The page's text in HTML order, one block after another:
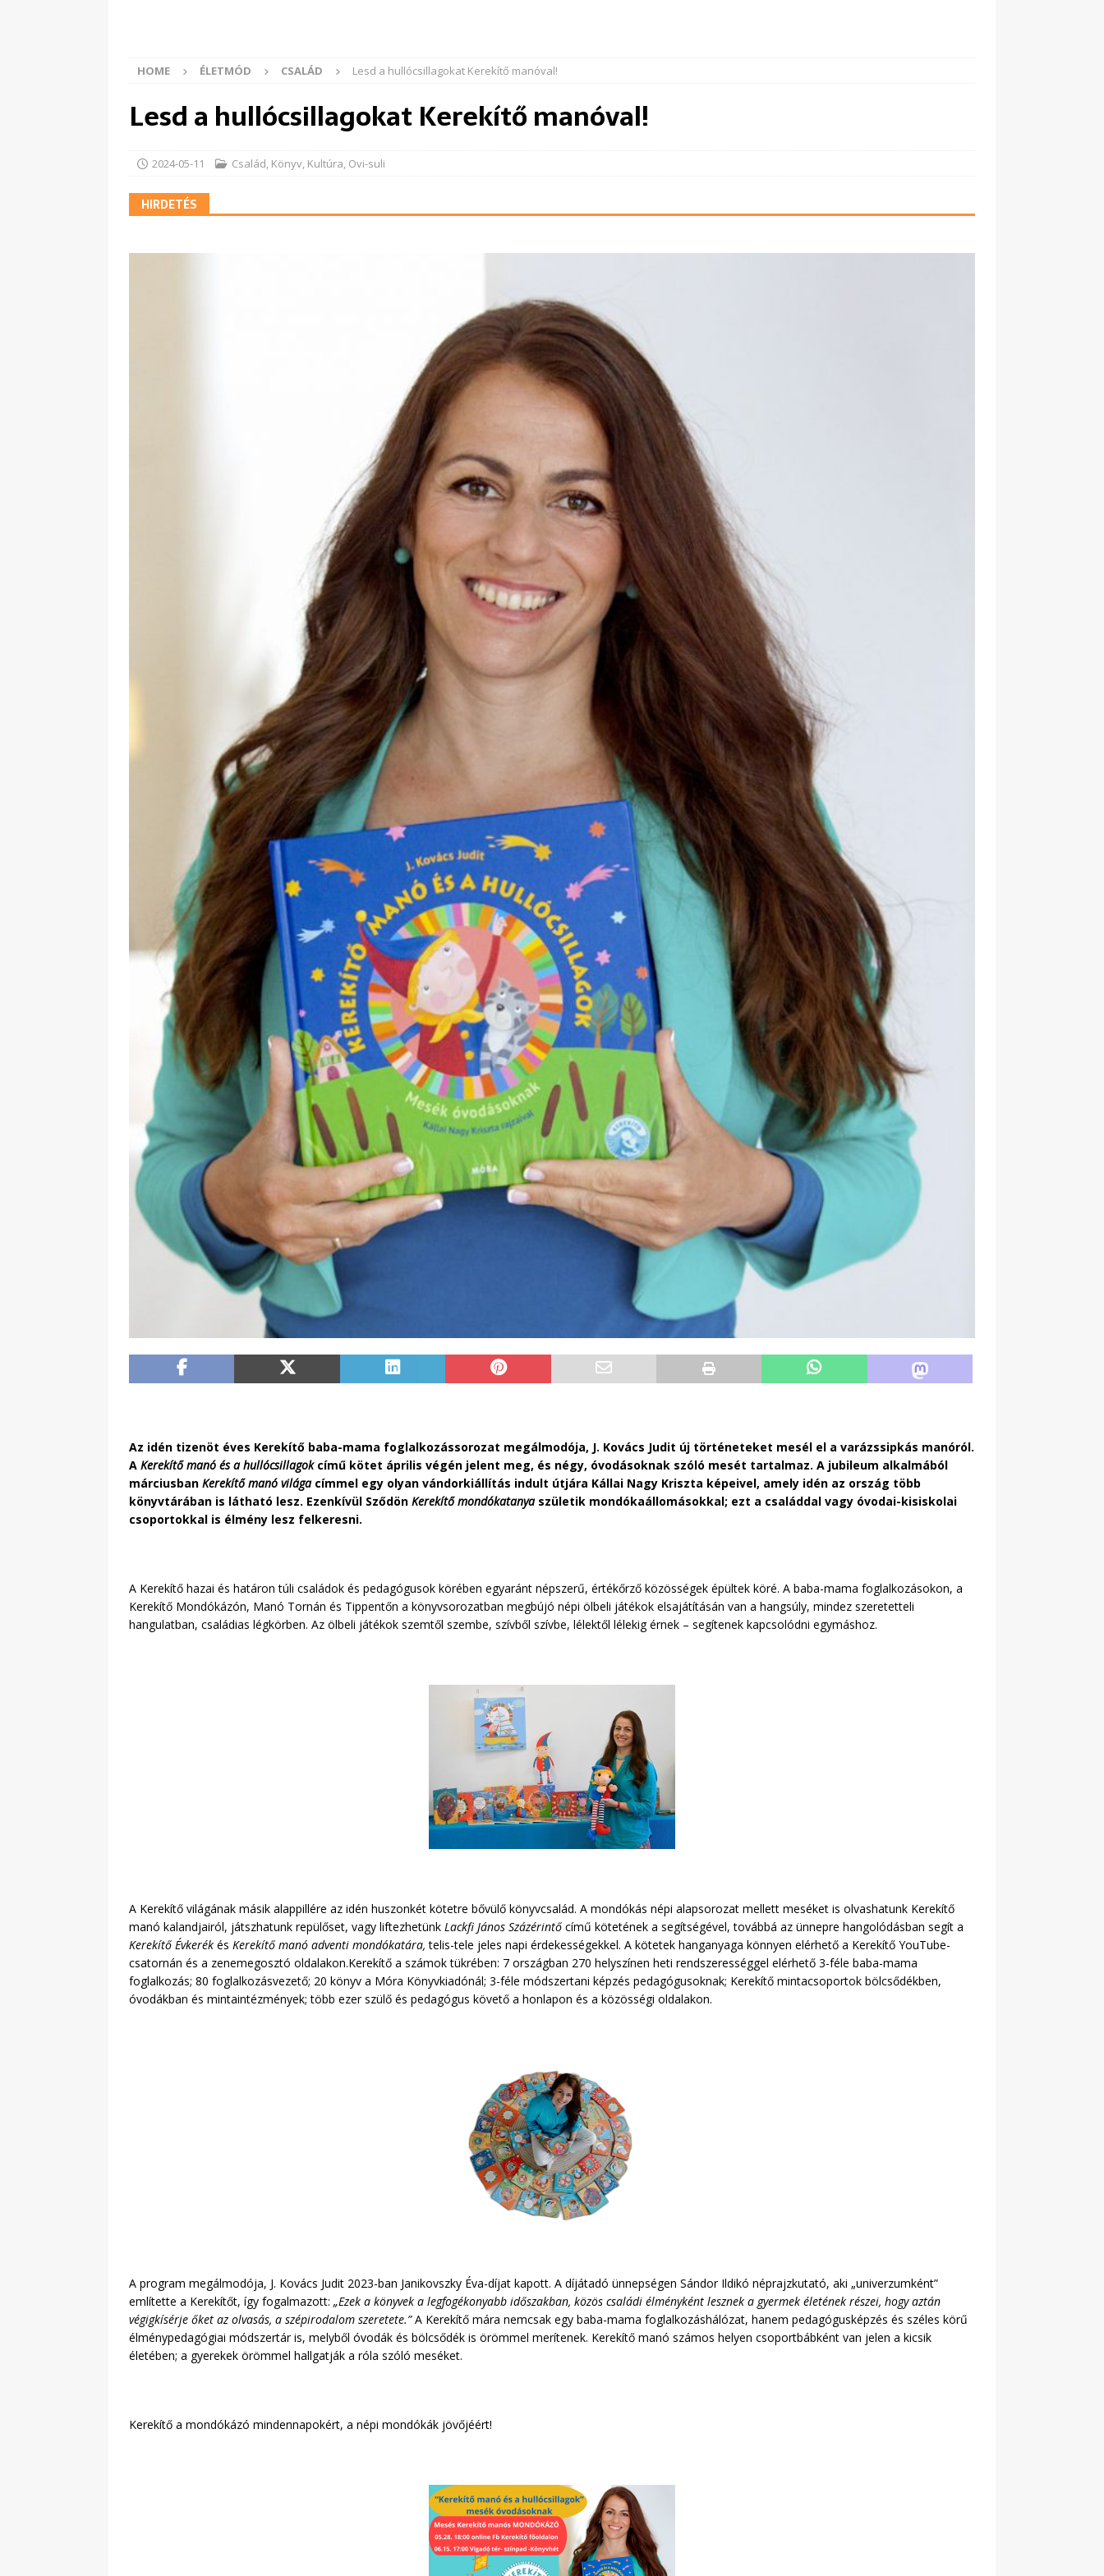
HOME ÉLETMÓD CSALÁD Lesd a hullócsillagokat Kerekítő manóval!
Lesd a hullócsillagokat Kerekítő manóval!
2024-05-11 Család, Könyv, Kultúra, Ovi-suli
HIRDETÉS
Az idén tizenöt éves Kerekítő baba-mama foglalkozássorozat megálmodója, J. Kovács Judit új történeteket mesél el a varázssipkás manóról.
A Kerekítő manó és a hullócsillagokcímű kötet április végén jelent meg, és négy, óvodásoknak szóló mesét tartalmaz. A jubileum alkalmából
márciusban Kerekítő manó világa címmel egy olyan vándorkiállítás indult útjára Kállai Nagy Kriszta képeivel, amely idén az ország több
könyvtárában is látható lesz. Ezenkívül Sződön Kerekítő mondókatanyaszületik mondókaállomásokkal; ezt a családdal vagy óvodai-kisiskolai
csoportokkal is élmény lesz felkeresni.
A Kerekítő hazai és határon túli családok és pedagógusok körében egyaránt népszerű, értékőrző közösségek épültek köré. A baba-mama foglalkozásokon, a
Kerekítő Mondókázón, Manó Tornán és Tippentőn a könyvsorozatban megbújó népi ölbeli játékok elsajátításán van a hangsúly, mindez szeretetteli
hangulatban, családias légkörben. Az ölbeli játékok szemtől szembe, szívből szívbe, lélektől lélekig érnek – segítenek kapcsolódni egymáshoz.
A Kerekítő világának másik alappillére az idén huszonkét kötetre bővülő könyvcsalád. A mondókás népi alapsorozat mellett meséket is olvashatunk Kerekítő
manó kalandjairól, játszhatunk repülőset, vagy liftezhetünk Lackfi János Százérintő című kötetének a segítségével, továbbá az ünnepre hangolódásban segít a
Kerekítő Évkerék és Kerekítő manó adventi mondókatára, telis-tele jeles napi érdekességekkel. A kötetek hanganyaga könnyen elérhető a Kerekítő YouTube-
csatornán és a zenemegosztó oldalakon.Kerekítő a számok tükrében: 7 országban 270 helyszínen heti rendszerességgel elérhető 3-féle baba-mama
foglalkozás; 80 foglalkozásvezető; 20 könyv a Móra Könyvkiadónál; 3-féle módszertani képzés pedagógusoknak; Kerekítő mintacsoportok bölcsődékben,
óvodákban és mintaintézmények; több ezer szülő és pedagógus követő a honlapon és a közösségi oldalakon.
A program megálmodója, J. Kovács Judit 2023-ban Janikovszky Éva-díjat kapott. A díjátadó ünnepségen Sándor Ildikó néprajzkutató, aki „univerzumként”
említette a Kerekítőt, így fogalmazott: „Ezek a könyvek a legfogékonyabb időszakban, közös családi élményként lesznek a gyermek életének részei, hogy aztán
végigkísérje őket az olvasás, a szépirodalom szeretete.”A Kerekítő mára nemcsak egy baba-mama foglalkozáshálózat, hanem pedagógusképzés és széles körű
élménypedagógiai módszertár is, melyből óvodák és bölcsődék is örömmel merítenek. Kerekítő manó számos helyen csoportbábként van jelen a kicsik
életében; a gyerekek örömmel hallgatják a róla szóló meséket.
Kerekítő a mondókázó mindennapokért, a népi mondókák jövőjéért!